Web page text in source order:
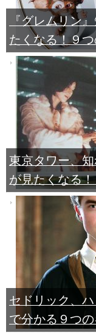
『グレムリン
たくなる！９
東京タワー、
が見たくなる
セドリック、
で分かる９つ